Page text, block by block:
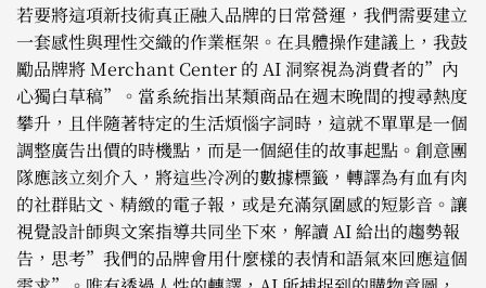
若要將這項新技術真正融入品牌的日常營運，我們需要建立
一套感性與理性交織的作業框架。在具體操作建議上，我鼓
勵品牌將 Merchant Center 的 AI 洞察視為消費者的”內
心獨白草稿”。當系統指出某類商品在週末晚間的搜尋熱度
攀升，且伴隨著特定的生活煩惱字詞時，這就不單單是一個
調整廣告出價的時機點，而是一個絕佳的故事起點。創意團
隊應該立刻介入，將這些冷冽的數據標籤，轉譯為有血有肉
的社群貼文、精緻的電子報，或是充滿氛圍感的短影音。讓
視覺設計師與文案指導共同坐下來，解讀 AI 給出的趨勢報
告，思考”我們的品牌會用什麼樣的表情和語氣來回應這個